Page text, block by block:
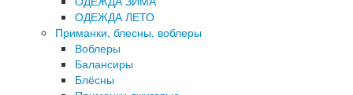
ОДЕЖДА ЛЕТО
Приманки, блесны, воблеры
Воблеры
Балансиры
Блёсны